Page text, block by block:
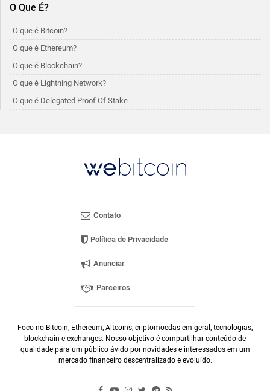
O Que É?
O que é Bitcoin?
O que é Ethereum?
O que é Blockchain?
O que é Lightning Network?
O que é Delegated Proof Of Stake
Contato
Política de Privacidade
Anunciar
Parceiros
Foco no Bitcoin, Ethereum, Altcoins, criptomoedas em geral, tecnologias,
blockchain e exchanges. Nosso objetivo é compartilhar conteúdo de
qualidade para um público ávido por novidades e interessados em um
mercado financeiro descentralizado e evoluído.